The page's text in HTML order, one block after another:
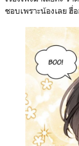
ชอบเพราะน้องเลย